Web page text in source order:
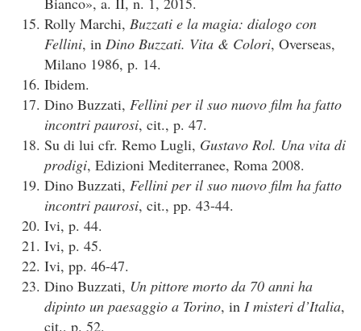
Rolly Marchi, Buzzati e la magia: dialogo con
Fellini, in Dino Buzzati. Vita & Colori, Overseas,
Milano 1986, p. 14.
Ibidem.
Dino Buzzati, Fellini per il suo nuovo film ha fatto
incontri paurosi, cit., p. 47.
Su di lui cfr. Remo Lugli, Gustavo Rol. Una vita di
prodigi, Edizioni Mediterranee, Roma 2008.
Dino Buzzati, Fellini per il suo nuovo film ha fatto
incontri paurosi, cit., pp. 43-44.
Ivi, p. 44.
Ivi, p. 45.
Ivi, pp. 46-47.
Dino Buzzati, Un pittore morto da 70 anni ha
dipinto un paesaggio a Torino, in I misteri d’Italia,
cit., p. 52.